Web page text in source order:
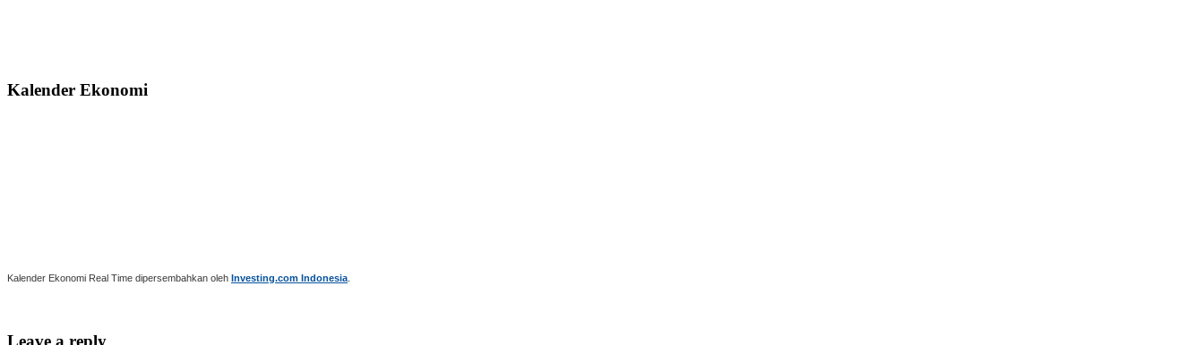
Kalender Ekonomi
Kalender Ekonomi Real Time dipersembahkan oleh Investing.com Indonesia